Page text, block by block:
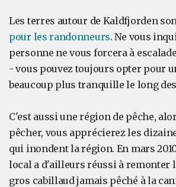
Les terres autour de Kaldfjorden
pour les randonneurs. Ne vous
personne ne vous forcera à
- vous pouvez toujours opter pour
beaucoup plus tranquille le long
C'est aussi une région de pêche,
pêcher, vous apprécierez les
qui inondent la région. En mars
local a d'ailleurs réussi à remonter
gros cabillaud jamais pêché à la